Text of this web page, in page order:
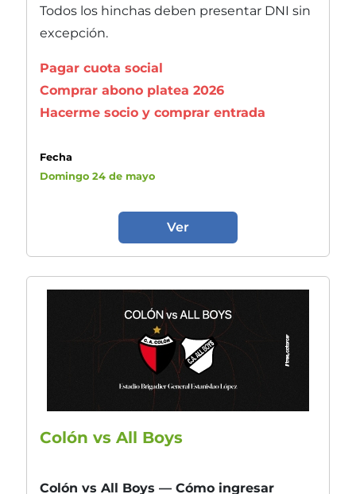
Todos los hinchas deben presentar DNI sin
excepción.
Pagar cuota social
Comprar abono platea 2026
Hacerme socio y comprar entrada
Fecha
Domingo 24 de mayo
Ver
Colón vs All Boys
Colón vs All Boys — Cómo ingresar